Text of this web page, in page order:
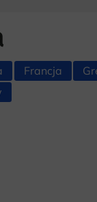
Francja